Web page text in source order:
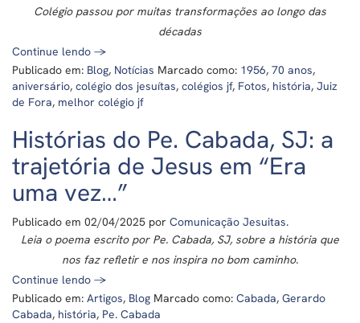
Colégio passou por muitas transformações ao longo das
décadas
Continue lendo →
Publicado em: Blog, Notícias Marcado como: 1956, 70 anos,
aniversário, colégio dos jesuítas, colégios jf, Fotos, história, Juiz
de Fora, melhor colégio jf
Histórias do Pe. Cabada, SJ: a
trajetória de Jesus em “Era
uma vez…”
Publicado em 02/04/2025 por Comunicação Jesuitas.
Leia o poema escrito por Pe. Cabada, SJ, sobre a história que
nos faz refletir e nos inspira no bom caminho.
Continue lendo →
Publicado em: Artigos, Blog Marcado como: Cabada, Gerardo
Cabada, história, Pe. Cabada